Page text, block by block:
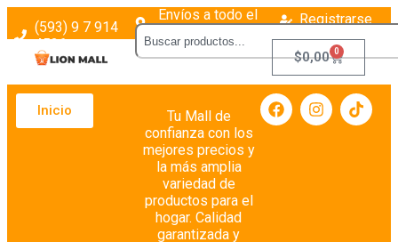
(593) 9 7 914
4526
Envíos a todo el
Registrarse
Login
$0,00 0
Inicio
Tu Mall de
confianza con los
mejores precios y
la más amplia
variedad de
productos para el
hogar. Calidad
garantizada y